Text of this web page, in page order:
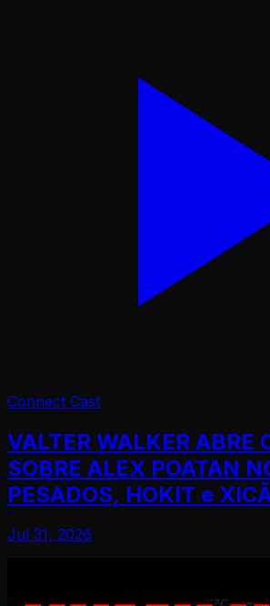
Connect Cast
VALTER WALKER ABRE
SOBRE ALEX POATAN
PESADOS, HOKIT e
Jul 31, 2026